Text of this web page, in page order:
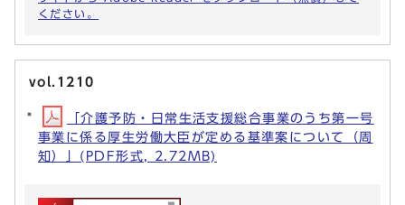
ください。
vol.1210
「介護予防・日常生活支援総合事業のうち第一号
事業に係る厚生労働大臣が定める基準案について（周
知）」(PDF形式, 2.72MB)